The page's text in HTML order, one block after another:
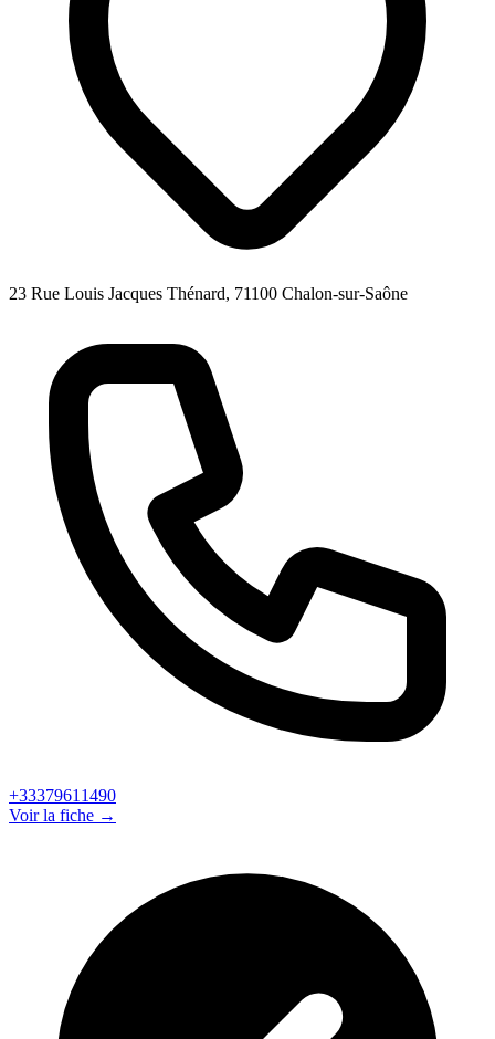
23 Rue Louis Jacques Thénard, 71100 Chalon-sur-Saône
+33379611490
Voir la fiche →